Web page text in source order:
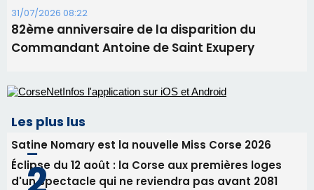
31/07/2026 08:22
82ème anniversaire de la disparition du
Commandant Antoine de Saint Exupery
Les plus lus
Satine Nomary est la nouvelle Miss Corse 2026
Éclipse du 12 août : la Corse aux premières loges
d'un spectacle qui ne reviendra pas avant 2081